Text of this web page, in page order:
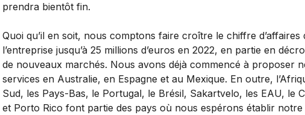
prendra bientôt fin.
Quoi qu’il en soit, nous comptons faire croître le chiffre d’affaires
l’entreprise jusqu’à 25 millions d’euros en 2022, en partie en
de nouveaux marchés. Nous avons déjà commencé à proposer
services en Australie, en Espagne et au Mexique. En outre,
Sud, les Pays-Bas, le Portugal, le Brésil, Sakartvelo, les EAU, le
et Porto Rico font partie des pays où nous espérons établir notre